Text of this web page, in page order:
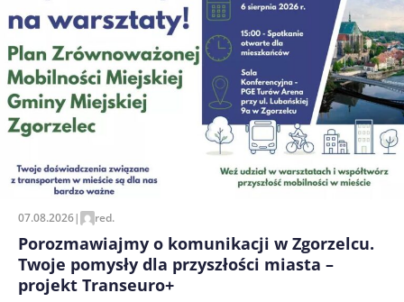
07.08.2026| red.
Porozmawiajmy o komunikacji w Zgorzelcu.
Twoje pomysły dla przyszłości miasta –
projekt Transeuro+